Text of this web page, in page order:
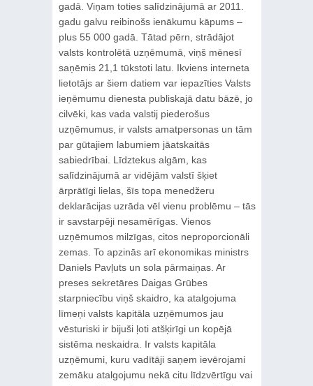
gadā. Viņam toties salīdzinājumā ar 2011.
gadu galvu reibinošs ienākumu kāpums –
plus 55 000 gadā. Tātad pērn, strādājot
valsts kontrolētā uzņēmumā, viņš mēnesī
saņēmis 21,1 tūkstoti latu. Ikviens interneta
lietotājs ar šiem datiem var iepazīties Valsts
ieņēmumu dienesta publiskajā datu bāzē, jo
cilvēki, kas vada valstij piederošus
uzņēmumus, ir valsts amatpersonas un tām
par gūtajiem labumiem jāatskaitās
sabiedrībai. Līdztekus algām, kas
salīdzinājumā ar vidējām valstī šķiet
ārprātīgi lielas, šīs topa menedžeru
deklarācijas uzrāda vēl vienu problēmu – tās
ir savstarpēji nesamērīgas. Vienos
uzņēmumos milzīgas, citos neproporcionāli
zemas. To apzinās arī ekonomikas ministrs
Daniels Pavļuts un sola pārmaiņas. Ar
preses sekretāres Daigas Grūbes
starpniecību viņš skaidro, ka atalgojuma
līmeņi valsts kapitāla uzņēmumos jau
vēsturiski ir bijuši ļoti atšķirīgi un kopējā
sistēma neskaidra. Ir valsts kapitāla
uzņēmumi, kuru vadītāji saņem ievērojami
zemāku atalgojumu nekā citu līdzvērtīgu vai